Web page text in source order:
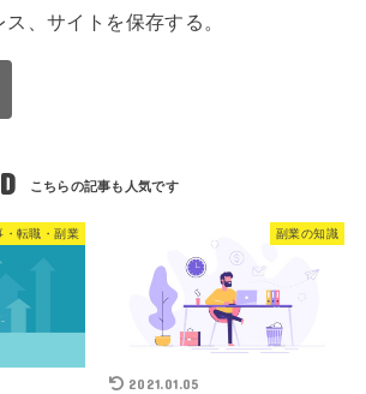
、サイトを保存する。
・転職・副業 副業の知識
2021.01.05